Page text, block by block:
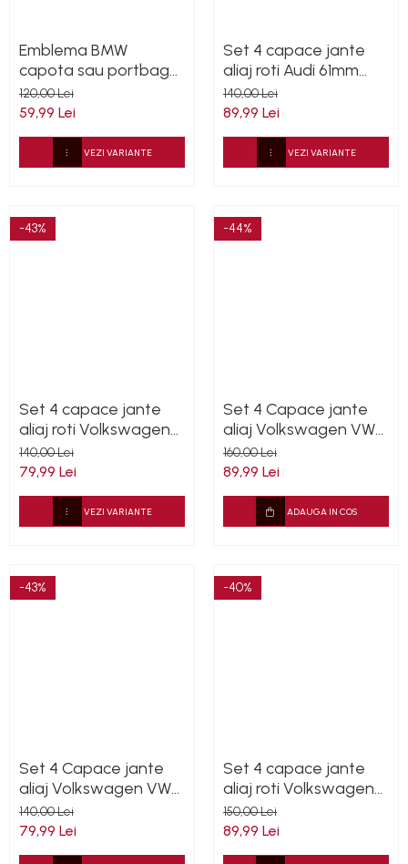
Emblema BMW
capota sau portbagaj
82mm sau 74mm (8
132375 05)
120,00 Lei
59,99 Lei
VEZI VARIANTE
Set 4 capace jante
aliaj roti Audi 61mm
4M0601170
140,00 Lei
89,99 Lei
VEZI VARIANTE
-43%
Set 4 capace jante
aliaj roti Volkswagen
VW 60mm
140,00 Lei
79,99 Lei
VEZI VARIANTE
-44%
Set 4 Capace jante
aliaj Volkswagen VW
65mm 5H0601171
160,00 Lei
89,99 Lei
ADAUGA IN COS
-43%
Set 4 Capace jante
aliaj Volkswagen VW
Touareg 7L6601149
140,00 Lei
79,99 Lei
-40%
Set 4 capace jante
aliaj roti Volkswagen
VW 66mm 5G0601171
150,00 Lei
89,99 Lei